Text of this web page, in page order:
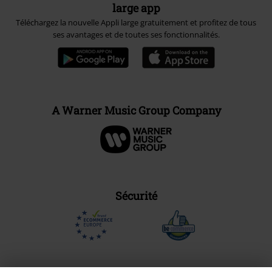
large app
Téléchargez la nouvelle Appli large gratuitement et profitez de tous
ses avantages et de toutes ses fonctionnalités.
A Warner Music Group Company
Sécurité